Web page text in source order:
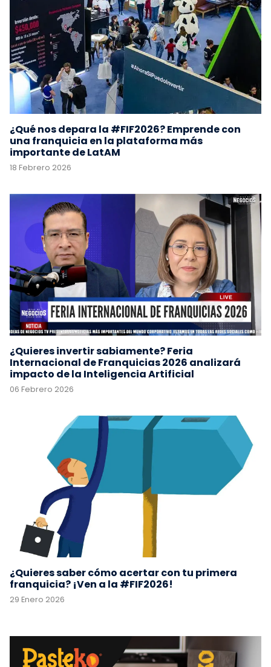
¿Qué nos depara la #FIF2026? Emprende con
una franquicia en la plataforma más
importante de LatAM
18 Febrero 2026
¿Quieres invertir sabiamente? Feria
Internacional de Franquicias 2026 analizará
impacto de la Inteligencia Artificial
06 Febrero 2026
¿Quieres saber cómo acertar con tu primera
franquicia? ¡Ven a la #FIF2026!
29 Enero 2026